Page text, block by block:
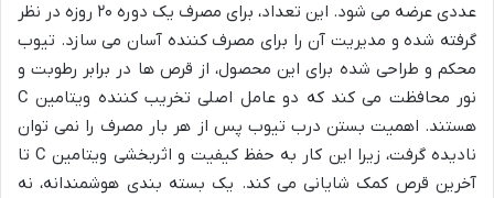
عددی عرضه می شود. این تعداد، برای مصرف یک دوره ۲۰ روزه در نظر
گرفته شده و مدیریت آن را برای مصرف کننده آسان می سازد. تیوب
محکم و طراحی شده برای این محصول، از قرص ها در برابر رطوبت و
نور محافظت می کند که دو عامل اصلی تخریب کننده ویتامین C
هستند. اهمیت بستن درب تیوب پس از هر بار مصرف را نمی توان
نادیده گرفت، زیرا این کار به حفظ کیفیت و اثربخشی ویتامین C تا
آخرین قرص کمک شایانی می کند. یک بسته بندی هوشمندانه، نه